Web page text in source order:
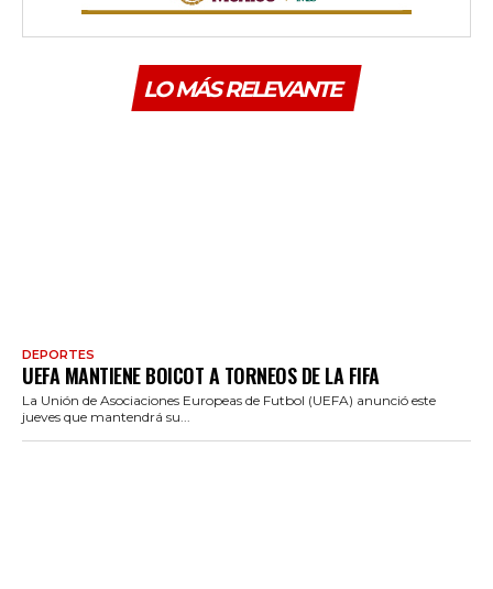
LO MÁS RELEVANTE
DEPORTES
UEFA MANTIENE BOICOT A TORNEOS DE LA FIFA
La Unión de Asociaciones Europeas de Futbol (UEFA) anunció este
jueves que mantendrá su...